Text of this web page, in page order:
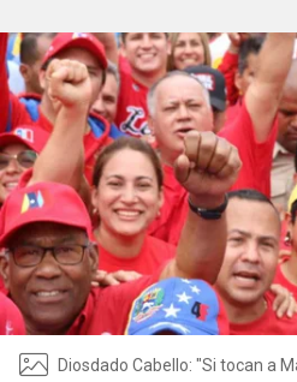
Diosdado Cabello: "Si tocan a